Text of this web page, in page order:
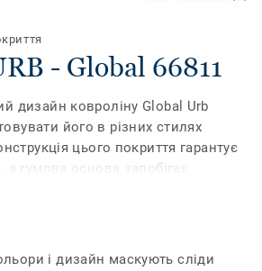
- Global 66811
дизайн ковроліну Global Urb
його в різних стилях
цього покриття гарантує
а гумова основа запобігає
тримає ковролін на місці.
і дизайн маскують сліди